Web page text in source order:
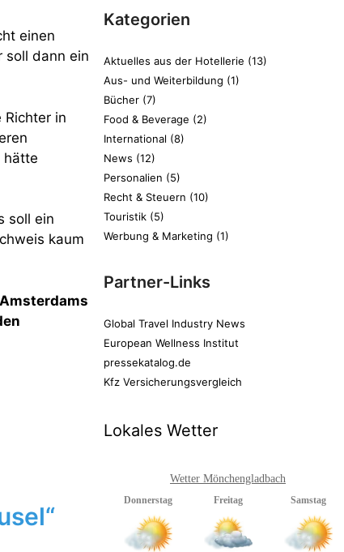
einen
soll dann ein
in
hätte
soll ein
kaum
Kategorien
Aktuelles aus der Hotellerie (13)
Aus- und Weiterbildung (1)
Bücher (7)
Food & Beverage (2)
International (8)
News (12)
Personalien (5)
Recht & Steuern (10)
Touristik (5)
Werbung & Marketing (1)
Partner-Links
Global Travel Industry News
European Wellness Institut
pressekatalog.de
Kfz Versicherungsvergleich
Lokales Wetter
Wetter Mönchengladbach